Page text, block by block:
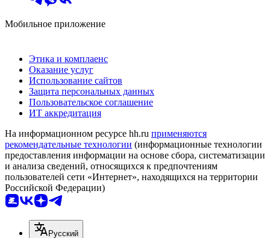
Мобильное приложение
Этика и комплаенс
Оказание услуг
Использование сайтов
Защита персональных данных
Пользовательское соглашение
ИТ аккредитация
На информационном ресурсе hh.ru применяются
рекомендательные технологии (информационные технологии
предоставления информации на основе сбора, систематизации
и анализа сведений, относящихся к предпочтениям
пользователей сети «Интернет», находящихся на территории
Российской Федерации)
Русский